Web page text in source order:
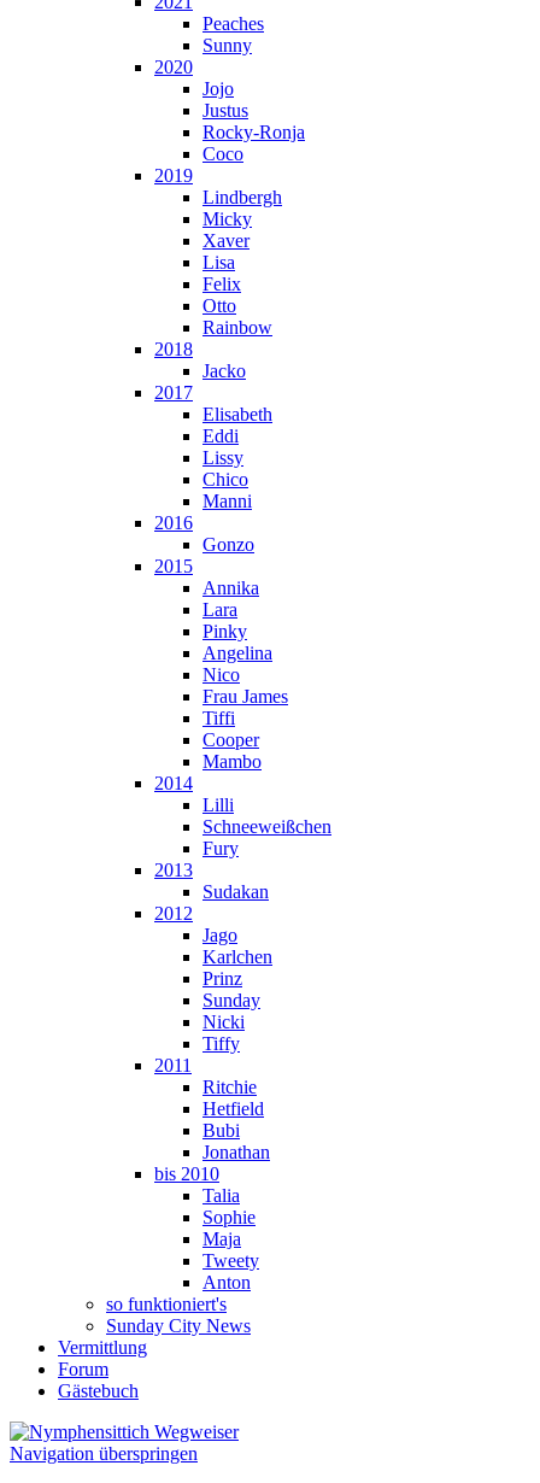
Peaches
Sunny
2020
Jojo
Justus
Rocky-Ronja
Coco
2019
Lindbergh
Micky
Xaver
Lisa
Felix
Otto
Rainbow
2018
Jacko
2017
Elisabeth
Eddi
Lissy
Chico
Manni
2016
Gonzo
2015
Annika
Lara
Pinky
Angelina
Nico
Frau James
Tiffi
Cooper
Mambo
2014
Lilli
Schneeweißchen
Fury
2013
Sudakan
2012
Jago
Karlchen
Prinz
Sunday
Nicki
Tiffy
2011
Ritchie
Hetfield
Bubi
Jonathan
bis 2010
Talia
Sophie
Maja
Tweety
Anton
so funktioniert's
Sunday City News
Vermittlung
Forum
Gästebuch
Navigation überspringen